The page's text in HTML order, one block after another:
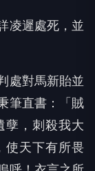
凌遲處死，並
處對馬新貽並
筆直書：「賊
孽，刺殺我大
使天下有所畏